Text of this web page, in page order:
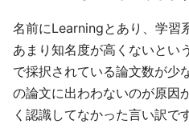
名前にLearningとあり、学習
あまり知名度が高くないとい
で採択されている論文数が少
の論文に出わわないのが原因
く認識してなかった言い訳で